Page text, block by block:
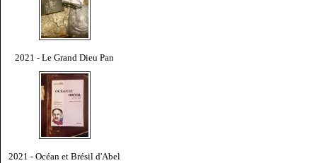
2021 - Le Grand Dieu Pan
2021 - Océan et Brésil d'Abel